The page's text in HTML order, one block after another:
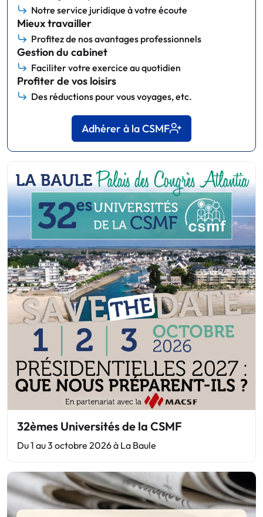
Notre service juridique à votre écoute
Mieux travailler
Profitez de nos avantages professionnels
Gestion du cabinet
Faciliter votre exercice au quotidien
Profiter de vos loisirs
Des réductions pour vous voyages, etc.
Adhérer à la CSMF
32èmes Universités de la CSMF
Du 1 au 3 octobre 2026 à La Baule